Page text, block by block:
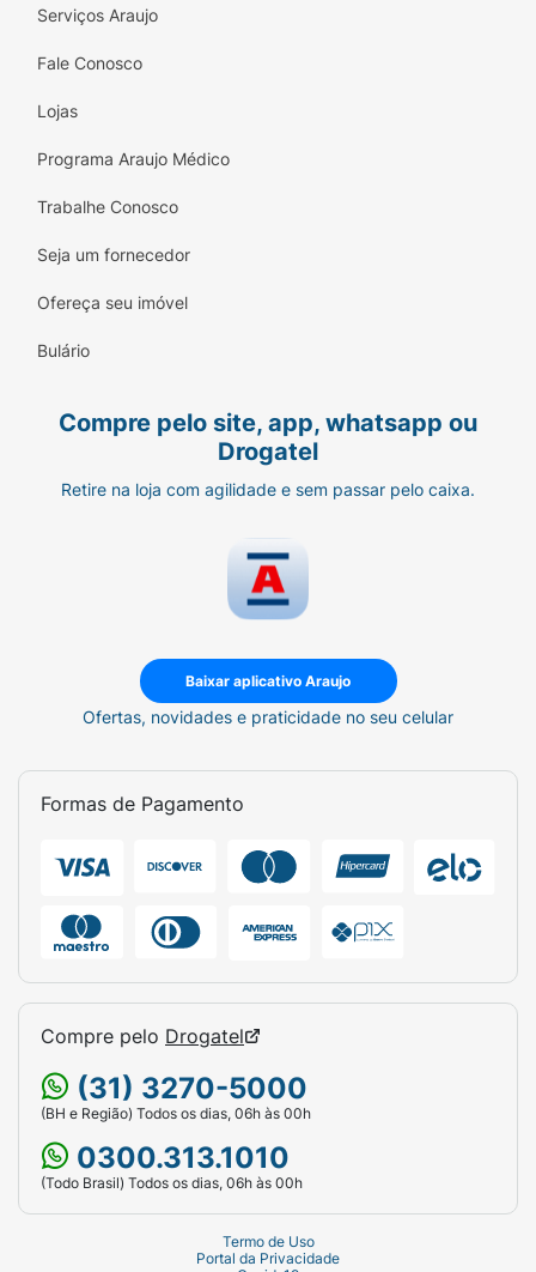
Serviços Araujo
Fale Conosco
Lojas
Programa Araujo Médico
Trabalhe Conosco
Seja um fornecedor
Ofereça seu imóvel
Bulário
Compre pelo site, app, whatsapp ou
Drogatel
Retire na loja com agilidade e sem passar pelo caixa.
Baixar aplicativo Araujo
Ofertas, novidades e praticidade no seu celular
Formas de Pagamento
Compre pelo Drogatel
(31) 3270-5000
(BH e Região) Todos os dias, 06h às 00h
0300.313.1010
(Todo Brasil) Todos os dias, 06h às 00h
Termo de Uso
Portal da Privacidade